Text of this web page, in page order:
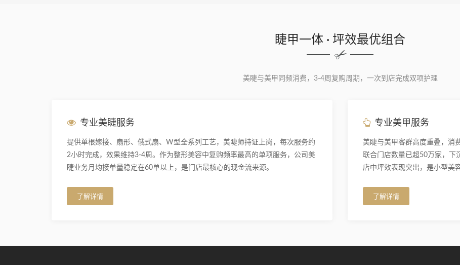
睫甲一体 · 坪效最优组合
美睫与美甲同频消费，3-4周复购周期，一次到店完成双项护理
专业美睫服务
提供单根嫁接、扇形、俄式扇、W型全系列工艺，美睫师持证上岗，每次服务约
2小时完成，效果维持3-4周。作为整形美容中复购频率最高的单项服务，公司美
睫业务月均接单量稳定在60单以上，是门店最核心的现金流来源。
了解详情
专业美甲服务
美睫与美甲客群高度重叠，消
联合门店数量已超50万家，下
店中坪效表现突出，是小型美
了解详情